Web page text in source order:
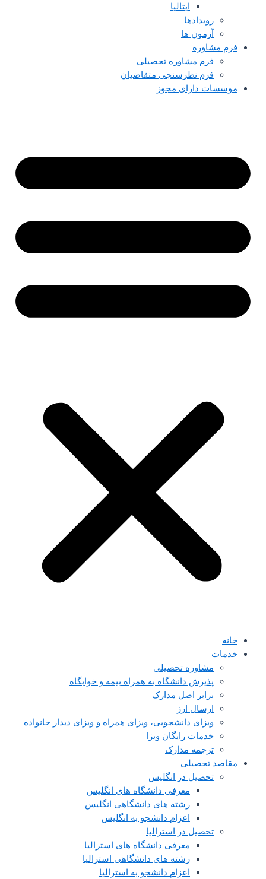
ایتالیا
رویدادها
آزمون ها
فرم مشاوره
فرم مشاوره تحصیلی
فرم نظرسنجی متقاضیان
موسسات دارای مجوز
خانه
خدمات
مشاوره تحصیلی
پذیرش دانشگاه به همراه بیمه و خوابگاه
برابر اصل مدارک
ارسال ارز
ویزای دانشجویی، ویزای همراه و ویزای دیدار خانواده
خدمات رایگان ویزا
ترجمه مدارک
مقاصد تحصیلی
تحصیل در انگلیس
معرفی دانشگاه های انگلیس
رشته های دانشگاهی انگلیس
اعزام دانشجو به انگلیس
تحصیل در استرالیا
معرفی دانشگاه های استرالیا
رشته های دانشگاهی استرالیا
اعزام دانشجو به استرالیا